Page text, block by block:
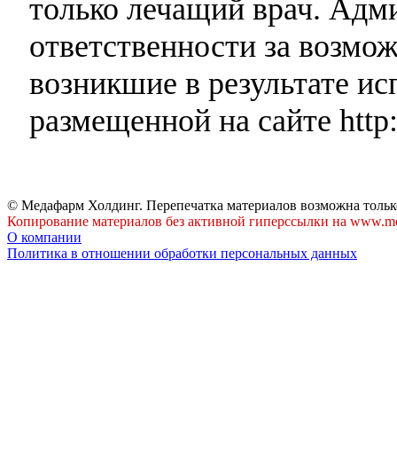
только лечащий врач.
ответственности за
возникшие в результате
размещенной на сайте
© Медафарм Холдинг. Перепечатка материалов возможна
Копирование материалов без активной гиперссылки на
О компании
Политика в отношении обработки персональных данных